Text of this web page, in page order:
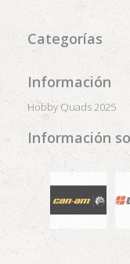
Categorías
Información
Hobby Quads 2025
Información